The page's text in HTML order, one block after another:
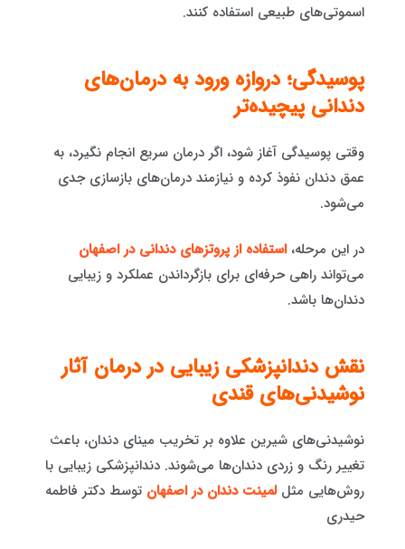
اسموتی‌های طبیعی استفاده کنند.
پوسیدگی؛ دروازه ورود به درمان‌های
دندانی پیچیده‌تر
وقتی پوسیدگی آغاز شود، اگر درمان سریع انجام نگیرد، به
عمق دندان نفوذ کرده و نیازمند درمان‌های بازسازی جدی
می‌شود.
در این مرحله،استفاده از پروتزهای دندانی در اصفهان
می‌تواند راهی حرفه‌ای برای بازگرداندن عملکرد و زیبایی
دندان‌ها باشد.
نقش دندانپزشکی زیبایی در درمان آثار
نوشیدنی‌های قندی
نوشیدنی‌های شیرین علاوه بر تخریب مینای دندان، باعث
تغییر رنگ و زردی دندان‌ها می‌شوند. دندانپزشکی زیبایی با
روش‌هایی مثللمینت دندان در اصفهان توسط دکتر فاطمه
حیدری